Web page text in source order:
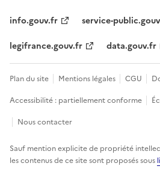
info.gouv.fr
service-
legifrance.gouv.fr
data.gouv.fr
Plan du site Mentions légales CGU
Accessibilité : partiellement conforme
Nous contacter
Sauf mention explicite de propriété
les contenus de ce site sont proposés sous